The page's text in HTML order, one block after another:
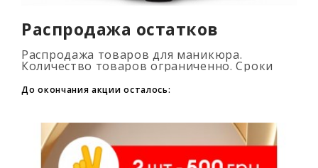
Распродажа остатков
Распродажа товаров для маникюра.
Количество товаров ограниченно. Сроки
До окончания акции осталось: